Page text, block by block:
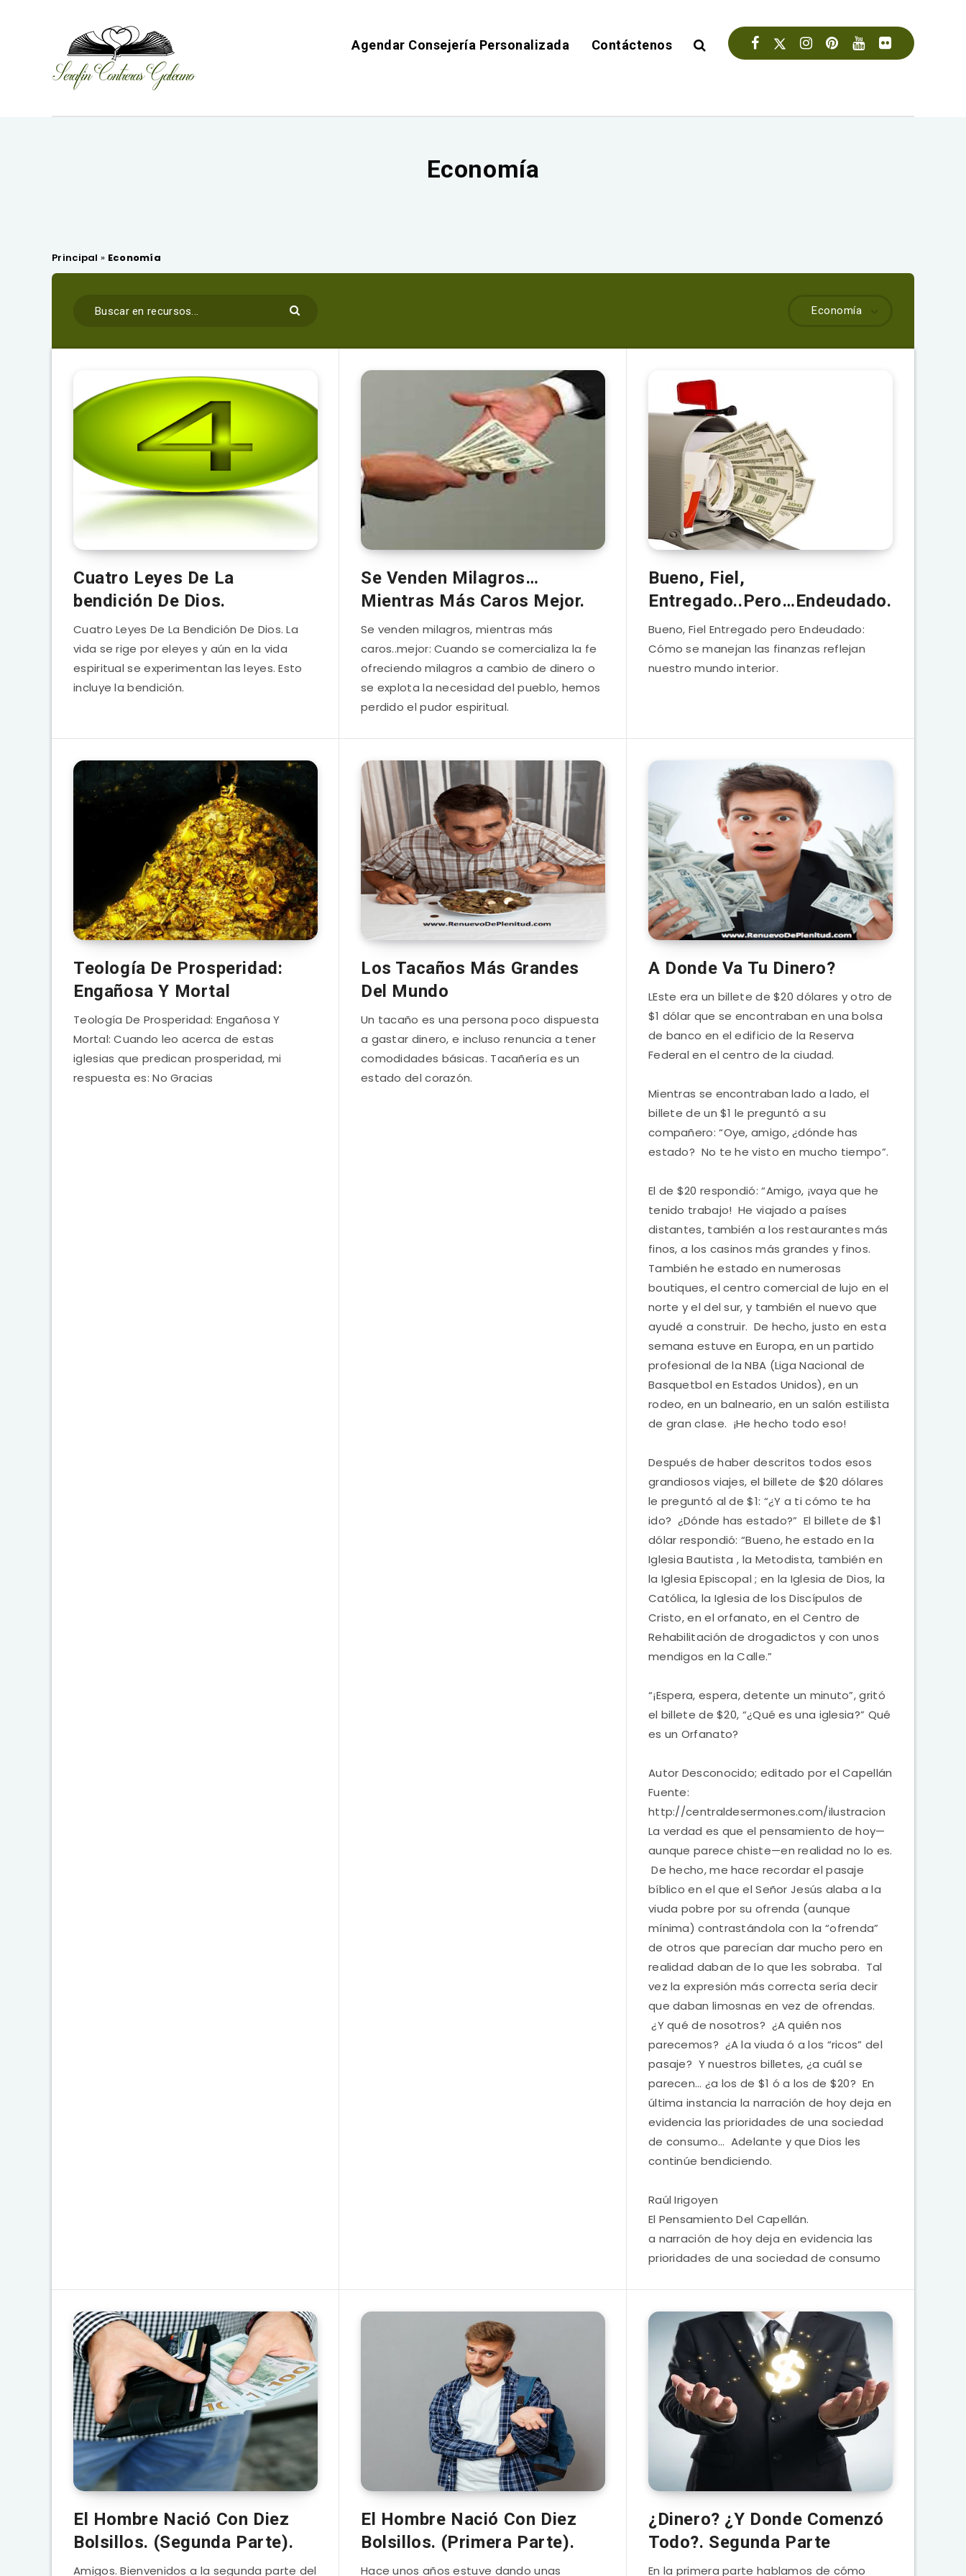
Agendar Consejería Personalizada Contáctenos
Economía
Principal » Economía
Economía
Cuatro Leyes De La
bendición De Dios.
Cuatro Leyes De La Bendición De Dios. La
vida se rige por eleyes y aún en la vida
espiritual se experimentan las leyes. Esto
incluye la bendición.
Se Venden Milagros…
Mientras Más Caros Mejor.
Se venden milagros, mientras más
caros..mejor: Cuando se comercializa la fe
ofreciendo milagros a cambio de dinero o
se explota la necesidad del pueblo, hemos
perdido el pudor espiritual.
Bueno, Fiel,
Entregado..Pero…Endeudado.
Bueno, Fiel Entregado pero Endeudado:
Cómo se manejan las finanzas reflejan
nuestro mundo interior.
Teología De Prosperidad:
Engañosa Y Mortal
Teología De Prosperidad: Engañosa Y
Mortal: Cuando leo acerca de estas
iglesias que predican prosperidad, mi
respuesta es: No Gracias
Los Tacaños Más Grandes
Del Mundo
Un tacaño es una persona poco dispuesta
a gastar dinero, e incluso renuncia a tener
comodidades básicas. Tacañería es un
estado del corazón.
A Donde Va Tu Dinero?
LEste era un billete de $20 dólares y otro de
$1 dólar que se encontraban en una bolsa
de banco en el edificio de la Reserva
Federal en el centro de la ciudad.
Mientras se encontraban lado a lado, el
billete de un $1 le preguntó a su
compañero: “Oye, amigo, ¿dónde has
estado? No te he visto en mucho tiempo”.
El de $20 respondió: “Amigo, ¡vaya que he
tenido trabajo! He viajado a países
distantes, también a los restaurantes más
finos, a los casinos más grandes y finos.
También he estado en numerosas
boutiques, el centro comercial de lujo en el
norte y el del sur, y también el nuevo que
ayudé a construir. De hecho, justo en esta
semana estuve en Europa, en un partido
profesional de la NBA (Liga Nacional de
Basquetbol en Estados Unidos), en un
rodeo, en un balneario, en un salón estilista
de gran clase. ¡He hecho todo eso!
Después de haber descritos todos esos
grandiosos viajes, el billete de $20 dólares
le preguntó al de $1: “¿Y a ti cómo te ha
ido? ¿Dónde has estado?” El billete de $1
dólar respondió: “Bueno, he estado en la
Iglesia Bautista , la Metodista, también en
la Iglesia Episcopal ; en la Iglesia de Dios, la
Católica, la Iglesia de los Discípulos de
Cristo, en el orfanato, en el Centro de
Rehabilitación de drogadictos y con unos
mendigos en la Calle.”
“¡Espera, espera, detente un minuto”, gritó
el billete de $20, “¿Qué es una iglesia?” Qué
es un Orfanato?
Autor Desconocido; editado por el Capellán
Fuente:
http://centraldesermones.com/ilustracion
La verdad es que el pensamiento de hoy—
aunque parece chiste—en realidad no lo es.
De hecho, me hace recordar el pasaje
bíblico en el que el Señor Jesús alaba a la
viuda pobre por su ofrenda (aunque
mínima) contrastándola con la “ofrenda”
de otros que parecían dar mucho pero en
realidad daban de lo que les sobraba. Tal
vez la expresión más correcta sería decir
que daban limosnas en vez de ofrendas.
¿Y qué de nosotros? ¿A quién nos
parecemos? ¿A la viuda ó a los “ricos” del
pasaje? Y nuestros billetes, ¿a cuál se
parecen… ¿a los de $1 ó a los de $20? En
última instancia la narración de hoy deja en
evidencia las prioridades de una sociedad
de consumo… Adelante y que Dios les
continúe bendiciendo.
Raúl Irigoyen
El Pensamiento Del Capellán.
a narración de hoy deja en evidencia las
prioridades de una sociedad de consumo
El Hombre Nació Con Diez
Bolsillos. (Segunda Parte).
Amigos. Bienvenidos a la segunda parte del
El Hombre Nació Con Diez
Bolsillos. (Primera Parte).
Hace unos años estuve dando unas
¿Dinero? ¿Y Donde Comenzó
Todo?. Segunda Parte
En la primera parte hablamos de cómo